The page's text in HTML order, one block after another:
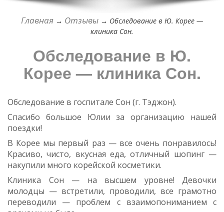
Главная → Отзывы → Обследование в Ю. Корее —
клиника Сон.
Обследование в Ю.
Корее — клиника Сон.
Обследование в госпитале Сон (г. Тэджон).
Спасибо большое Юлии за организацию нашей
поездки!
В Корее мы первый раз — все очень понравилось!
Красиво, чисто, вкусная еда, отличный шопинг —
накупили много корейской косметики.
Клиника Сон — на высшем уровне! Девочки
молодцы — встретили, проводили, все грамотно
переводили — проблем с взаимопониманием с